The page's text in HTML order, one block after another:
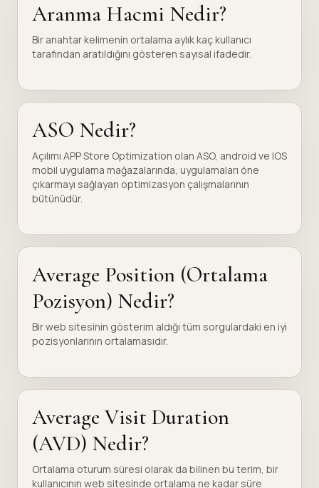
Aranma Hacmi Nedir?
Bir anahtar kelimenin ortalama aylık kaç kullanıcı
tarafından aratıldığını gösteren sayısal ifadedir.
ASO Nedir?
Açılımı APP Store Optimization olan ASO, android ve IOS
mobil uygulama mağazalarında, uygulamaları öne
çıkarmayı sağlayan optimizasyon çalışmalarının
bütünüdür.
Average Position (Ortalama
Pozisyon) Nedir?
Bir web sitesinin gösterim aldığı tüm sorgulardaki en iyi
pozisyonlarının ortalamasıdır.
Average Visit Duration
(AVD) Nedir?
Ortalama oturum süresi olarak da bilinen bu terim, bir
kullanıcının web sitesinde ortalama ne kadar süre